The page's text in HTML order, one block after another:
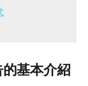
的基本介紹